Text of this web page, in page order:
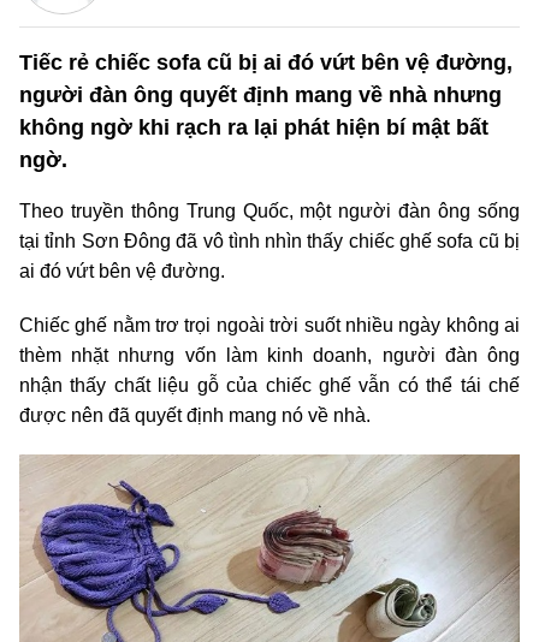
Tiếc rẻ chiếc sofa cũ bị ai đó vứt bên vệ đường,
người đàn ông quyết định mang về nhà nhưng
không ngờ khi rạch ra lại phát hiện bí mật bất
ngờ.
Theo truyền thông Trung Quốc, một người đàn ông sống
tại tỉnh Sơn Đông đã vô tình nhìn thấy chiếc ghế sofa cũ bị
ai đó vứt bên vệ đường.
Chiếc ghế nằm trơ trọi ngoài trời suốt nhiều ngày không ai
thèm nhặt nhưng vốn làm kinh doanh, người đàn ông
nhận thấy chất liệu gỗ của chiếc ghế vẫn có thể tái chế
được nên đã quyết định mang nó về nhà.